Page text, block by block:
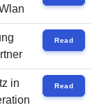
Read
in
Read